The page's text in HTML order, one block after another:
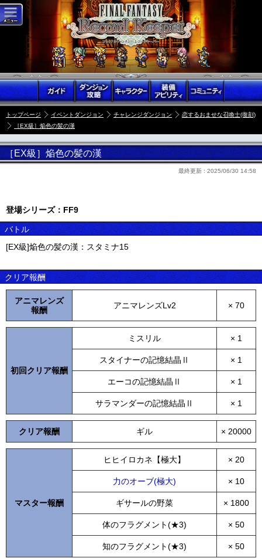
トップページ イベントダンジョン チャレンジダンジョン
恋するおませな召喚士(復刻)
［EX級］焔色の髪の漢
［EX級］焔色の髪の漢
最終更新 : 2025/06/30 14:58
登場シリーズ：FF9
バトル
[EX級]焔色の髪の漢：スタミナ15
クリア報酬
アニマレンズ
報酬
アニマレンズLv2 × 70
初回クリア報酬
ミスリル × 1
スタイナーの記憶結晶Ⅱ × 1
エーコの記憶結晶Ⅱ × 1
サラマンダーの記憶結晶Ⅱ × 1
クリア報酬 ギル × 20000
マスター報酬
ヒヒイロカネ【極大】 × 20
力のオーブ(極大) × 10
ギサールの野菜 × 1800
体のフラグメント(★3) × 50
知のフラグメント(★3) × 50